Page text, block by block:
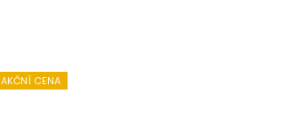
AKČNÍ CENA